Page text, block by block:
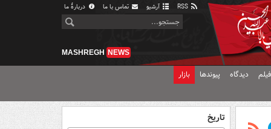
آرشیو تماس با ما دربارهٔ ما
MASHREGH NEWS
دیدگاه پیوندها بازار
تاریخ